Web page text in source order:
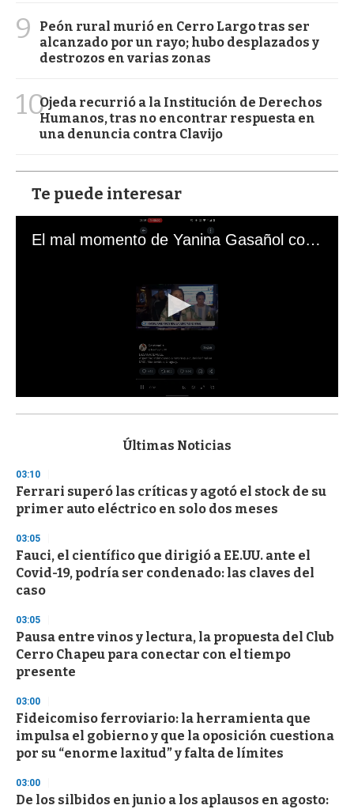
9
Peón rural murió en Cerro Largo tras ser
alcanzado por un rayo; hubo desplazados y
destrozos en varias zonas
10Ojeda recurrió a la Institución de Derechos
Humanos, tras no encontrar respuesta en
una denuncia contra Clavijo
Te puede interesar
El mal momento de Yanina Gasañol con un hincha argentino en "Subrayado"
s
d
s
o
f
3
s
e
c
o
d
s
Últimas Noticias
03:10
Ferrari superó las críticas y agotó el stock de su
primer auto eléctrico en solo dos meses
03:05
Fauci, el científico que dirigió a EE.UU. ante el
Covid-19, podría ser condenado: las claves del
caso
03:05
Pausa entre vinos y lectura, la propuesta del Club
Cerro Chapeu para conectar con el tiempo
presente
03:00
Fideicomiso ferroviario: la herramienta que
impulsa el gobierno y que la oposición cuestiona
por su “enorme laxitud” y falta de límites
03:00
De los silbidos en junio a los aplausos en agosto: